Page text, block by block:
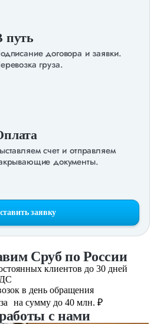
путь
договора и заявки.
груза.
счет и отправляем
документы.
заявку
Сруб по России
клиентов до 30 дней
в день обращения
на сумму до 40 млн. ₽
с нами